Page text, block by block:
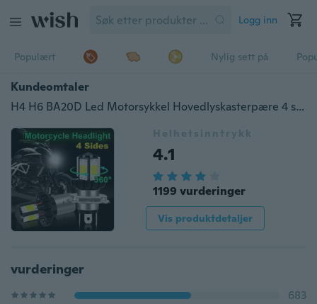
Logg inn
Populært Nylig sett på
Kundeomtaler
H4 H6 BA20D Led Motorsykkel Hovedlyskasterpære 4 sider Moto Tilbehør Motorsykkel hodelykt
Helhetsinntrykk
4.1
1199 vurderinger
Vis produktdetaljer
vurderinger
683